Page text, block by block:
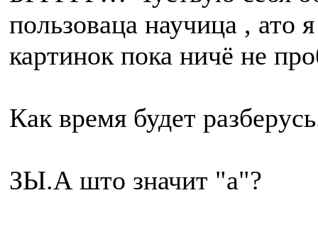
пользоваца научица , ато
картинок пока ничё не
Как время будет
ЗЫ.А што значит "a"?